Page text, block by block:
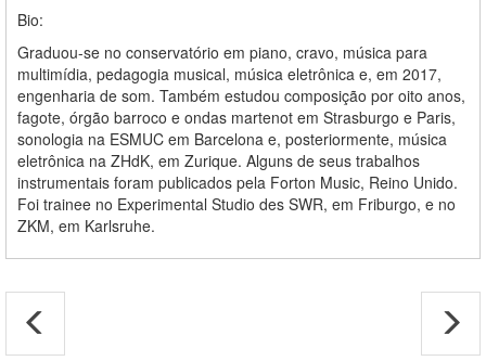
Bio:
Graduou-se no conservatório em piano, cravo, música para
multimídia, pedagogia musical, música eletrônica e, em 2017,
engenharia de som. Também estudou composição por oito anos,
fagote, órgão barroco e ondas martenot em Strasburgo e Paris,
sonologia na ESMUC em Barcelona e, posteriormente, música
eletrônica na ZHdK, em Zurique. Alguns de seus trabalhos
instrumentais foram publicados pela Forton Music, Reino Unido.
Foi trainee no Experimental Studio des SWR, em Friburgo, e no
ZKM, em Karlsruhe.